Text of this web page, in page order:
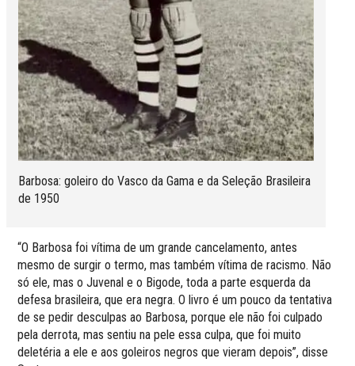
Barbosa: goleiro do Vasco da Gama e da Seleção Brasileira
de 1950
“O Barbosa foi vítima de um grande cancelamento, antes
mesmo de surgir o termo, mas também vítima de racismo. Não
só ele, mas o Juvenal e o Bigode, toda a parte esquerda da
defesa brasileira, que era negra. O livro é um pouco da tentativa
de se pedir desculpas ao Barbosa, porque ele não foi culpado
pela derrota, mas sentiu na pele essa culpa, que foi muito
deletéria a ele e aos goleiros negros que vieram depois”, disse